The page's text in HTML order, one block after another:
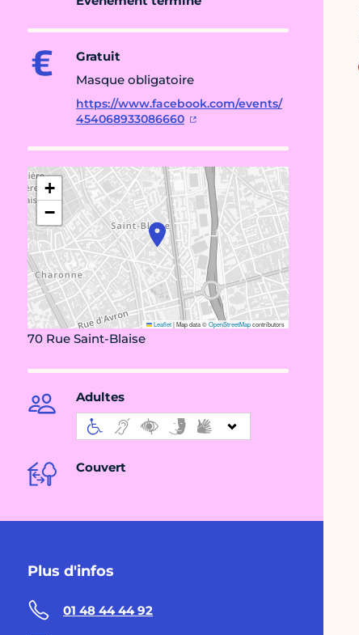
Gratuit
Masque obligatoire
https://www.facebook.com/events/
454068933086660
+
−
Leaflet|Map data ©OpenStreetMapcontributors
70 Rue Saint-Blaise
Adultes
Couvert
Plus d'infos
01 48 44 44 92